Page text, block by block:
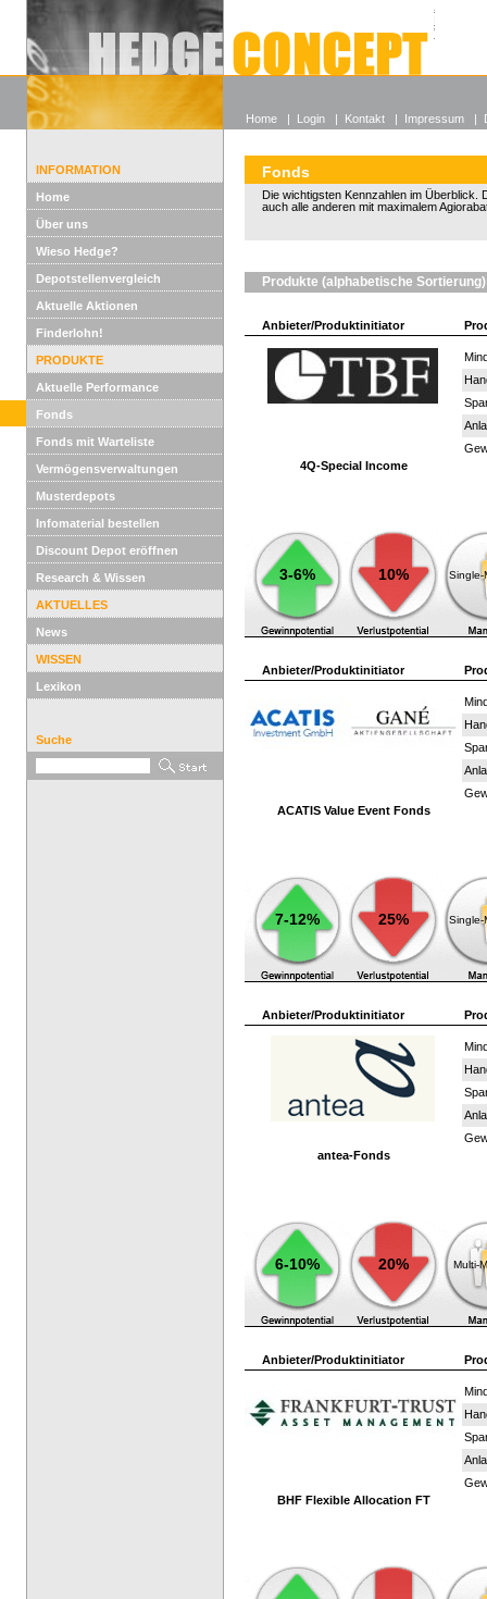
Alle
Wieso
INFORMATION
Home
Über uns
Wieso Hedge?
Depotstellenvergleich
Aktuelle Aktionen
Finderlohn!
PRODUKTE
Aktuelle Performance
Fonds
Fonds mit Warteliste
Vermögensverwaltungen
Musterdepots
Infomaterial bestellen
Discount Depot eröffnen
Research & Wissen
AKTUELLES
News
WISSEN
Lexikon
Suche
Fonds
Die wichtigsten Kennzahlen im Überblick.
auch alle anderen mit maximalem
Produkte (alphabetische Sortierung)
Anbieter/Produktinitiator
4Q-Special Income
3-6% 10% Single-
Anbieter/Produktinitiator
ACATIS Value Event Fonds
7-12% 25% Single-
Anbieter/Produktinitiator
antea-Fonds
6-10% 20% Multi-
Anbieter/Produktinitiator
BHF Flexible Allocation FT
Home | Login | Kontakt | Impressum |